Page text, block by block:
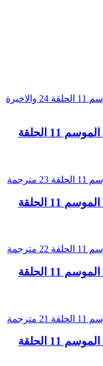
مسلسل The Walking Dead الموسم 11 الحلقة
مسلسل The Walking Dead الموسم 11 الحلقة
مسلسل The Walking Dead الموسم 11 الحلقة
مسلسل The Walking Dead الموسم 11 الحلقة